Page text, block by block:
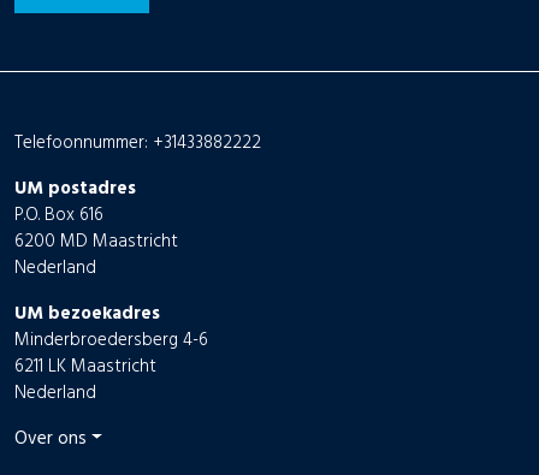
Telefoonnummer: +31433882222
UM postadres
P.O. Box 616
6200 MD Maastricht
Nederland
UM bezoekadres
Minderbroedersberg 4-6
6211 LK Maastricht
Nederland
Over ons